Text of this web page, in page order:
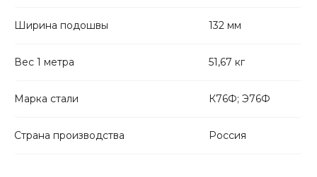
Ширина подошвы 132 мм
Вес 1 метра 51,67 кг
Марка стали К76Ф; Э76Ф
Страна производства Россия